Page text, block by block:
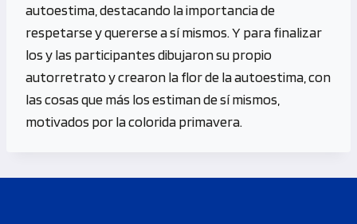
autoestima, destacando la importancia de
respetarse y quererse a sí mismos. Y para finalizar
los y las participantes dibujaron su propio
autorretrato y crearon la flor de la autoestima, con
las cosas que más los estiman de sí mismos,
motivados por la colorida primavera.